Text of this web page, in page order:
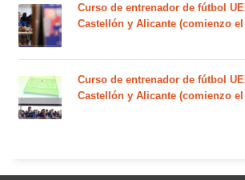
Curso de entrenador de fútbol
Castellón y Alicante (comienzo
Curso de entrenador de fútbol
Castellón y Alicante (comienzo